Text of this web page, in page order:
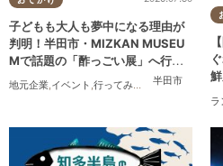
半田市
子どもも大人も夢中になる理由が
判明！半田市・MIZKAN MUSEU
Mで話題の「酢っごい展」へ行っ
てみた｜7/25(土)～8/30(日)／ち
たまる広告
地元企業,イベント ,行ってみたレポ ,ちたまる広
ラ